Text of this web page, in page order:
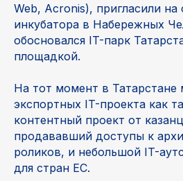
Web, Acronis), пригласили на
инкубатора в Набережных
обосновался IT-парк
площадкой.
На тот момент в Татарстане
экспортных IT-проекта как
контентный проект от
продававший доступы к
роликов, и небольшой IT-
для стран ЕС.